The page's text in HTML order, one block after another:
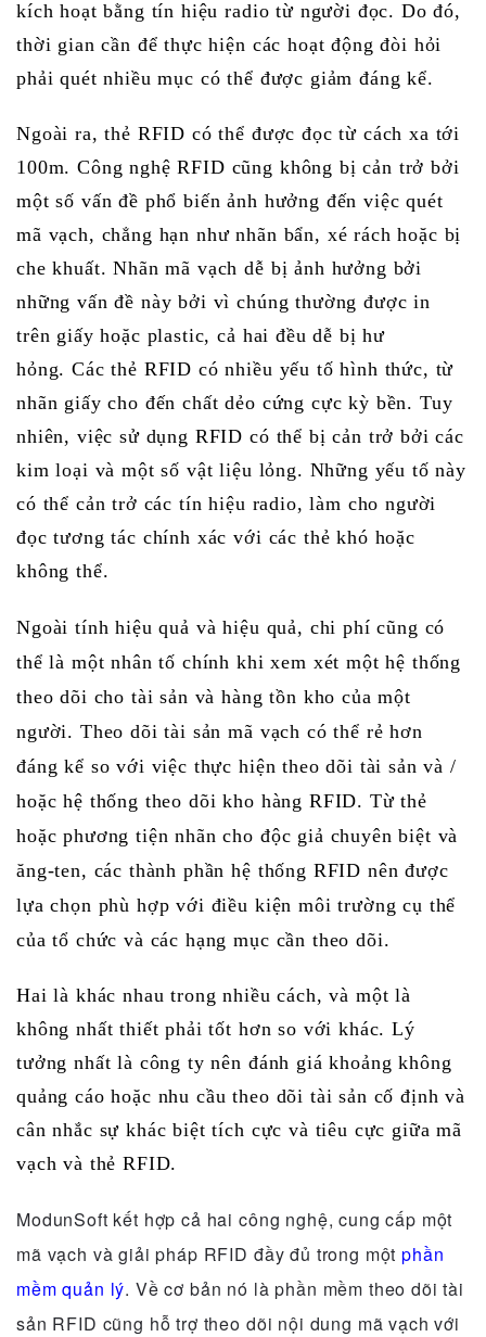
kích hoạt bằng tín hiệu radio từ người đọc. Do đó,
thời gian cần để thực hiện các hoạt động đòi hỏi
phải quét nhiều mục có thể được giảm đáng kể.
Ngoài ra, thẻ RFID có thể được đọc từ cách xa tới
100m.Công nghệ RFID cũng không bị cản trở bởi
một số vấn đề phổ biến ảnh hưởng đến việc quét
mã vạch, chẳng hạn như nhãn bẩn, xé rách hoặc bị
che khuất.Nhãn mã vạch dễ bị ảnh hưởng bởi
những vấn đề này bởi vì chúng thường được in
trên giấy hoặc plastic, cả hai đều dễ bị hư
hỏng.Các thẻ RFID có nhiều yếu tố hình thức, từ
nhãn giấy cho đến chất dẻo cứng cực kỳ bền. Tuy
nhiên, việc sử dụng RFID có thể bị cản trở bởi các
kim loại và một số vật liệu lỏng. Những yếu tố này
có thể cản trở các tín hiệu radio, làm cho người
đọc tương tác chính xác với các thẻ khó hoặc
không thể.
Ngoài tính hiệu quả và hiệu quả, chi phí cũng có
thể là một nhân tố chính khi xem xét một hệ thống
theo dõi cho tài sản và hàng tồn kho của một
người. Theo dõi tài sản mã vạch có thể rẻ hơn
đáng kể so với việc thực hiện theo dõi tài sản và /
hoặc hệ thống theo dõi kho hàng RFID. Từ thẻ
hoặc phương tiện nhãn cho độc giả chuyên biệt và
ăng-ten, các thành phần hệ thống RFID nên được
lựa chọn phù hợp với điều kiện môi trường cụ thể
của tổ chức và các hạng mục cần theo dõi.
Hai là khác nhau trong nhiều cách, và một là
không nhất thiết phải tốt hơn so với khác.Lý
tưởng nhất là công ty nên đánh giá khoảng không
quảng cáo hoặc nhu cầu theo dõi tài sản cố định và
cân nhắc sự khác biệt tích cực và tiêu cực giữa mã
vạch và thẻ RFID.
ModunSoft kết hợp cả hai công nghệ, cung cấp một
mã vạch và giải pháp RFID đầy đủ trong mộtphần
mềm quản lý. Về cơ bản nó là phần mềm theo dõi tài
sản RFID cũng hỗ trợ theo dõi nội dung mã vạch với